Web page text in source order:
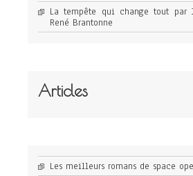
La tempête qui change tout par
René Brantonne
Articles
Les meilleurs romans de space